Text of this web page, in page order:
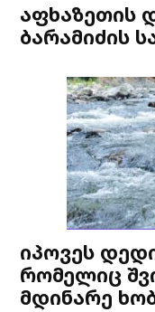
აფხაზეთის
ბარამიძის
იპოვეს
რომელიც
მდინარე